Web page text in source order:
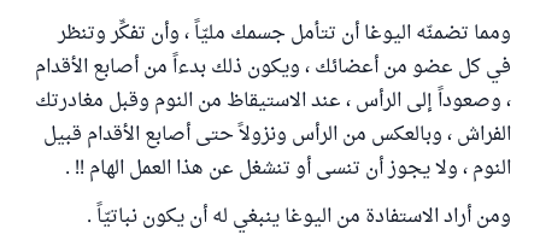
ومما تضمنّه اليوغا أن تتأمل جسمك مليّاً ، وأن تفكِّر وتنظر
في كل عضو من أعضائك ، ويكون ذلك بدءاً من أصابع الأقدام
، وصعوداً إلى الرأس ، عند الاستيقاظ من النوم وقبل مغادرتك
الفراش ، وبالعكس من الرأس ونزولاً حتى أصابع الأقدام قبيل
النوم ، ولا يجوز أن تنسى أو تنشغل عن هذا العمل الهام !! .
ومن أراد الاستفادة من اليوغا ينبغي له أن يكون نباتيّاً .